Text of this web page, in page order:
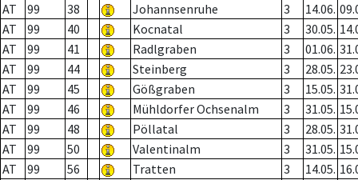
AT
99 38 Johannsenruhe 3 14.06.
AT
99 40 Kocnatal 3 30.05.
AT
99 41 Radlgraben 3 01.06.
AT
99 44 Steinberg 3 28.05.
AT
99 45 Gößgraben 3 15.05.
AT
99 46 Mühldorfer Ochsenalm 3 31.05.
AT
99 48 Pöllatal 3 28.05.
AT
99 50 Valentinalm 3 31.05.
AT
99 56 Tratten 3 14.05.